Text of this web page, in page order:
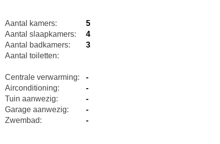
Aantal kamers:
5
Aantal slaapkamers:
4
Aantal badkamers:
3
Aantal toiletten:
Centrale verwarming:
-
Airconditioning:
-
Tuin aanwezig:
-
Garage aanwezig:
-
Zwembad:
-